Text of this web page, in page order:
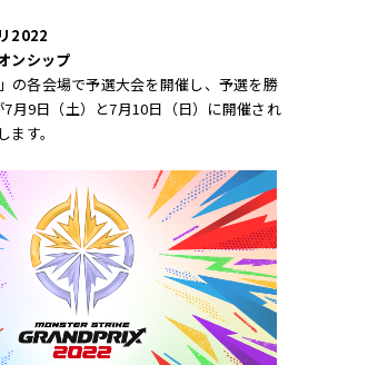
2022
ンシップ
」の各会場で予選大会を開催し、予選を勝
月9日（土）と7月10日（日）に開催され
す。